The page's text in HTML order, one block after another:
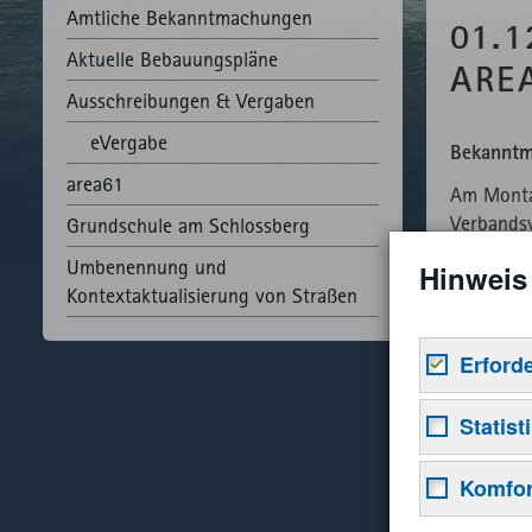
Amtliche Bekannt­machungen
Aktuelle Bebauungspläne
Ausschreibungen & Vergaben
eVergabe
area61
Grundschule am Schlossberg
Umbenennung und
Kontextaktualisierung von Straßen
Am
01
02
03
04
Name
Statistik-
Webseiten